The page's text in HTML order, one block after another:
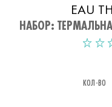
EAU
НАБОР:
КОЛ-ВО